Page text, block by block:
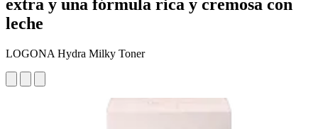
extra y una fórmula rica y cremosa con
leche
LOGONA Hydra Milky Toner